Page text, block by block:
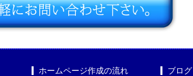
ホームページ作成の流れ ブログ